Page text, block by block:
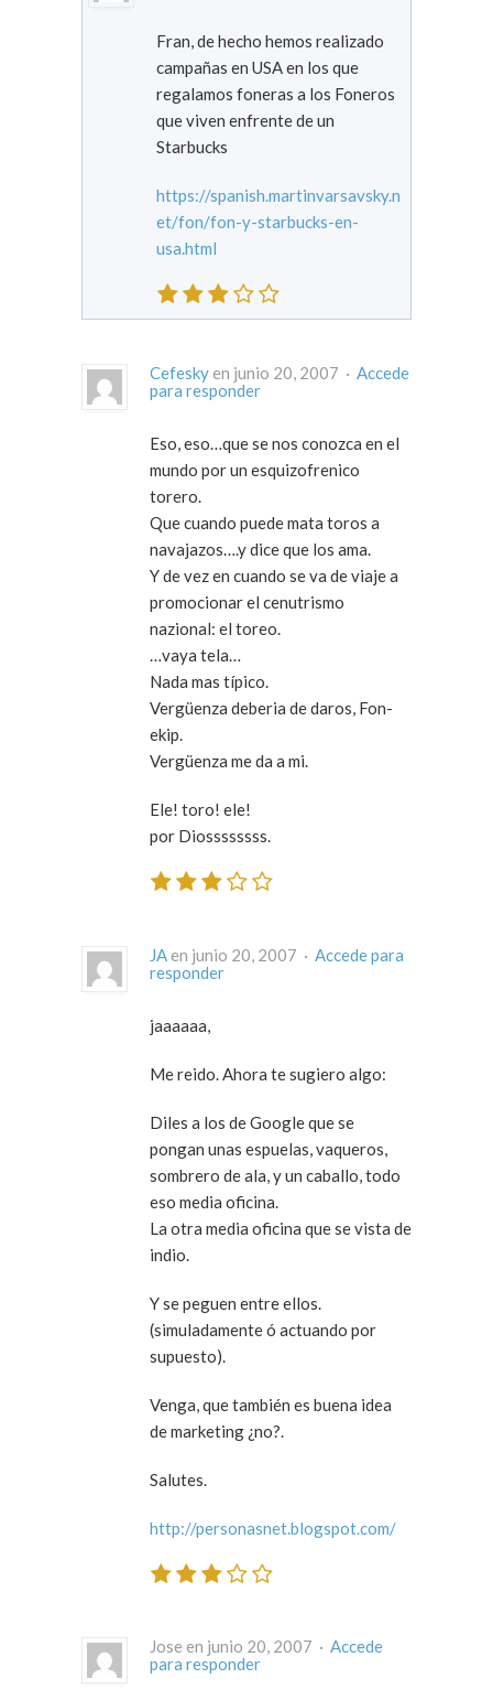
Fran, de hecho hemos realizado
campañas en USA en los que
regalamos foneras a los Foneros
que viven enfrente de un
Starbucks
https://spanish.martinvarsavsky.n
et/fon/fon-y-starbucks-en-
usa.html
Cefesky en junio 20, 2007 · Accede
para responder
Eso, eso…que se nos conozca en el
mundo por un esquizofrenico
torero.
Que cuando puede mata toros a
navajazos….y dice que los ama.
Y de vez en cuando se va de viaje a
promocionar el cenutrismo
nazional: el toreo.
…vaya tela…
Nada mas típico.
Vergüenza deberia de daros, Fon-
ekip.
Vergüenza me da a mi.
Ele! toro! ele!
por Diossssssss.
JA en junio 20, 2007 · Accede para
responder
jaaaaaa,
Me reido. Ahora te sugiero algo:
Diles a los de Google que se
pongan unas espuelas, vaqueros,
sombrero de ala, y un caballo, todo
eso media oficina.
La otra media oficina que se vista de
indio.
Y se peguen entre ellos.
(simuladamente ó actuando por
supuesto).
Venga, que también es buena idea
de marketing ¿no?.
Salutes.
http://personasnet.blogspot.com/
Jose en junio 20, 2007 · Accede
para responder